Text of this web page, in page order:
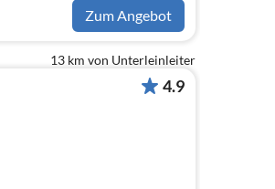
Zum Angebot
13 km von Unterleinleiter
4.9